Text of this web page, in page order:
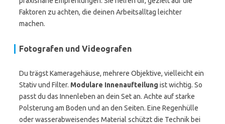
Faktoren zu achten, die deinen Arbeitsalltag leichter
machen.
Fotografen und Videografen
Du trägst Kameragehäuse, mehrere Objektive, vielleicht ein
Stativ und Filter. Modulare Innenaufteilung ist wichtig. So
passt du das Innenleben an dein Set an. Achte auf starke
Polsterung am Boden und an den Seiten. Eine Regenhülle
oder wasserabweisendes Material schützt die Technik bei